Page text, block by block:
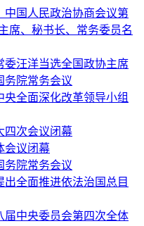
中国人民政治协商会议第
席、秘书长、常务委员名
委汪洋当选全国政协主席
务院常务会议
央全面深化改革领导小组
四次会议闭幕
会议闭幕
务院常务会议
出全面推进依法治国总目
届中央委员会第四次全体